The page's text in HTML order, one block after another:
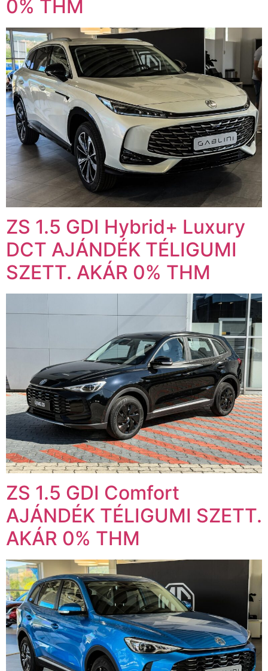
0% THM
ZS 1.5 GDI Hybrid+ Luxury
DCT AJÁNDÉK TÉLIGUMI
SZETT. AKÁR 0% THM
ZS 1.5 GDI Comfort
AJÁNDÉK TÉLIGUMI SZETT.
AKÁR 0% THM